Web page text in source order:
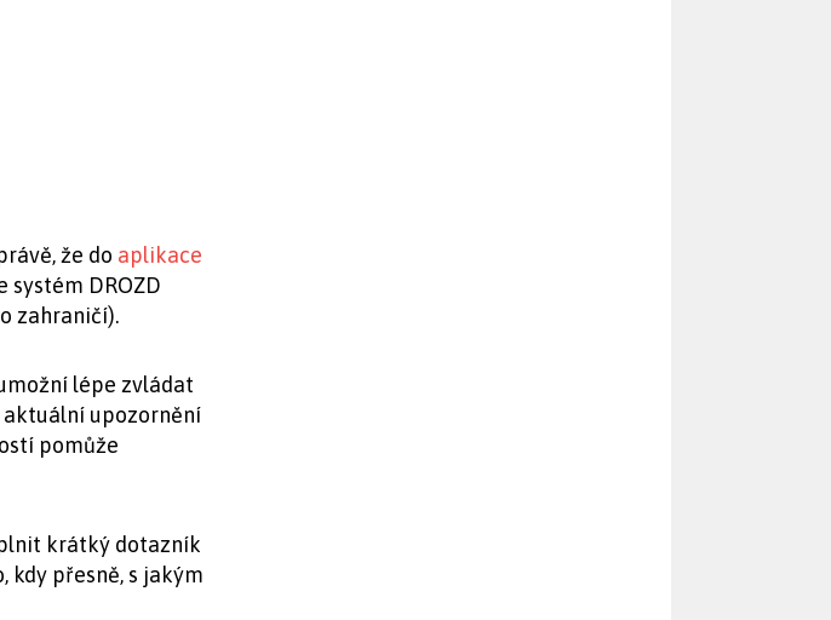
že do aplikace
DROZD
zahraničí).
lépe zvládat
upozornění
pomůže
krátký dotazník
kdy přesně, s jakým